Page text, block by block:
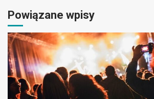
Powiązane wpisy